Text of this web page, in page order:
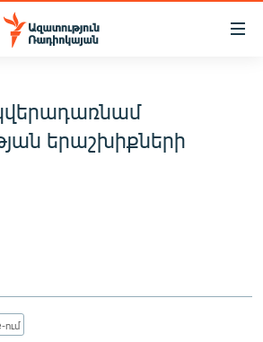
երաշխիքների
ում